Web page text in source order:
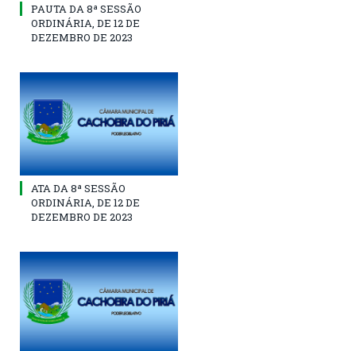
PAUTA DA 8ª SESSÃO
ORDINÁRIA, DE 12 DE
DEZEMBRO DE 2023
ATA DA 8ª SESSÃO
ORDINÁRIA, DE 12 DE
DEZEMBRO DE 2023